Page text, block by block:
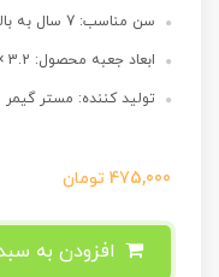
سن مناسب: 7 سال به بالا
ابعاد جعبه محصول: 3.2 × 11.5 × 15.5 سانتیمتر
تولید کننده: مستر گیمر
475,000 تومان